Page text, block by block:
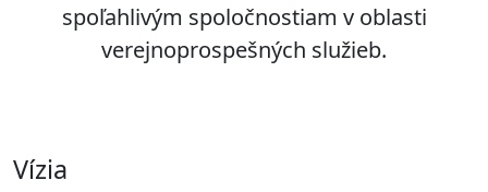
spoľahlivým spoločnostiam v oblasti
verejnoprospešných služieb.
Vízia